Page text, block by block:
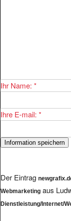
Ihr Name: *
Ihre E-mail: *
Der Eintrag
Webmarketing aus
Dienstleistung/Internet/